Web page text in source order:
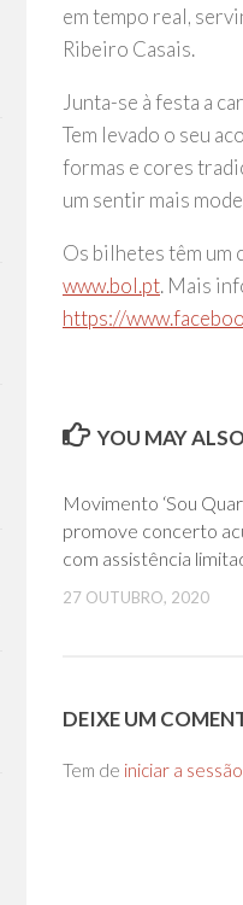
em tempo real,
Ribeiro Casais.
Junta-se à festa a
Tem levado o seu
formas e cores
um sentir mais
Os bilhetes têm um
www.bol.pt. Mais
https://
YOU MAY
Movimento ‘Sou
promove concerto
com assistência
27 OUTUBRO, 2020
DEIXE UM
Tem de iniciar a sessão